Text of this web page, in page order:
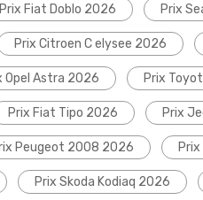
Prix Fiat Doblo 2026 Prix
Prix Citroen C elysee 2026
Opel Astra 2026 Prix
Prix Fiat Tipo 2026 Prix
Peugeot 2008 2026
Prix Skoda Kodiaq 2026